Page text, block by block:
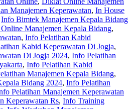
Manajemen Keperawatan, In House
Info Bimtek Manajemen Kepala Bidang
Manajemen Kepala Bidang,
, Info Pelatihan Kabid
Kabid Keperawatan Di Jogja,
Di Jogja 2024, Info Pelatihan
, Info Pelatihan Kabid
Manajemen Kepala Bidang,
Bidang 2024, Info Pelatihan
Pelatihan Manajemen Keperawatan
Keperawatan Rs, Info Training